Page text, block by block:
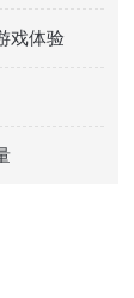
戏体验